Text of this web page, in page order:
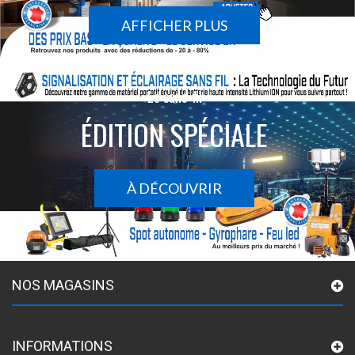
AFFICHER PLUS
Le sans-fil
ÉDITION SPÉCIALE
À DÉCOUVRIR
NOS MAGASINS
INFORMATIONS